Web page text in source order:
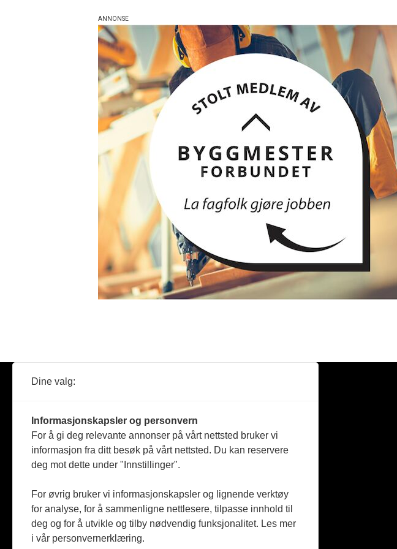
Reportasje
Produkter
Jobbmarked
Dine valg:
Informasjonskapsler og personvern
For å gi deg relevante annonser på vårt nettsted bruker vi
informasjon fra ditt besøk på vårt nettsted. Du kan reservere
deg mot dette under "Innstillinger".
For øvrig bruker vi informasjonskapsler og lignende verktøy
for analyse, for å sammenligne nettlesere, tilpasse innhold til
deg og for å utvikle og tilby nødvendig funksjonalitet. Les mer
i vår personvernerklæring.